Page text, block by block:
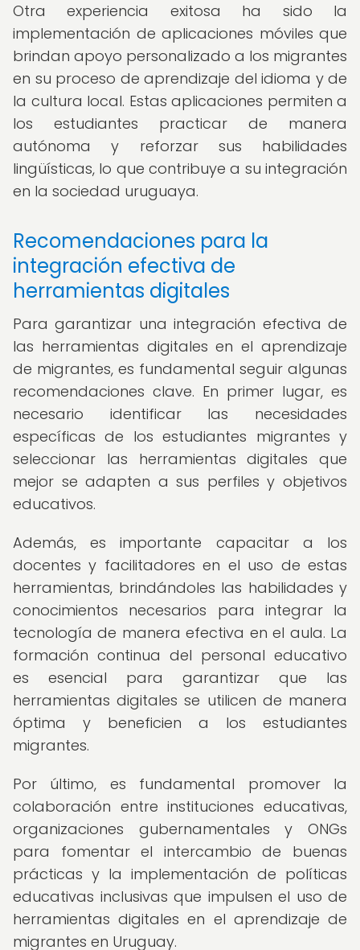
Otra experiencia exitosa ha sido la
implementación de aplicaciones móviles que
brindan apoyo personalizado a los migrantes
en su proceso de aprendizaje del idioma y de
la cultura local. Estas aplicaciones permiten a
los estudiantes practicar de manera
autónoma y reforzar sus habilidades
lingüísticas, lo que contribuye a su integración
en la sociedad uruguaya.
Recomendaciones para la
integración efectiva de
herramientas digitales
Para garantizar una integración efectiva de
las herramientas digitales en el aprendizaje
de migrantes, es fundamental seguir algunas
recomendaciones clave. En primer lugar, es
necesario identificar las necesidades
específicas de los estudiantes migrantes y
seleccionar las herramientas digitales que
mejor se adapten a sus perfiles y objetivos
educativos.
Además, es importante capacitar a los
docentes y facilitadores en el uso de estas
herramientas, brindándoles las habilidades y
conocimientos necesarios para integrar la
tecnología de manera efectiva en el aula. La
formación continua del personal educativo
es esencial para garantizar que las
herramientas digitales se utilicen de manera
óptima y beneficien a los estudiantes
migrantes.
Por último, es fundamental promover la
colaboración entre instituciones educativas,
organizaciones gubernamentales y ONGs
para fomentar el intercambio de buenas
prácticas y la implementación de políticas
educativas inclusivas que impulsen el uso de
herramientas digitales en el aprendizaje de
migrantes en Uruguay.